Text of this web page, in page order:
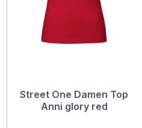
Street One Damen Top
Anni glory red